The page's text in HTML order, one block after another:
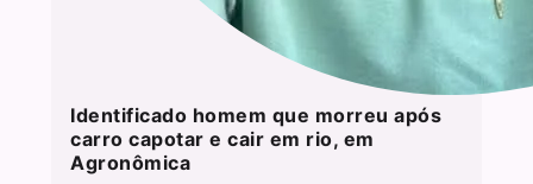
Identificado homem que morreu após
carro capotar e cair em rio, em
Agronômica